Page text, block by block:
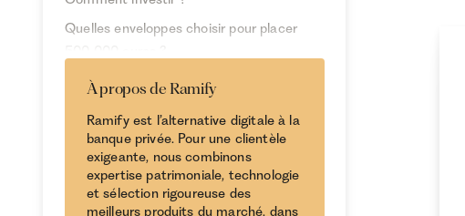
Quelles enveloppes choisir pour placer
Nos conseils pour optimiser votre
Peut-on devenir rentier avec 500 000
euros ?
Conclusion
À propos de Ramify
Ramify est l’alternative digitale à la
banque privée. Pour une clientèle
exigeante, nous combinons
expertise patrimoniale, technologie
et sélection rigoureuse des
meilleurs produits du marché, dans